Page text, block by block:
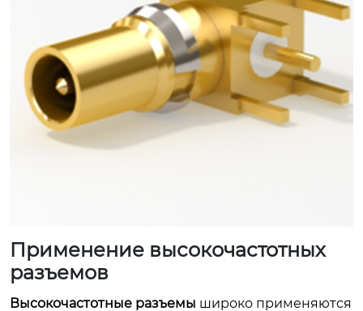
Применение высокочастотных
разъемов
Высокочастотные разъемы широко применяются